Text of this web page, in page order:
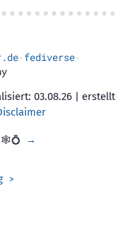
· fediverse·
03.08.26 | erstellt
🕸💍
→
>